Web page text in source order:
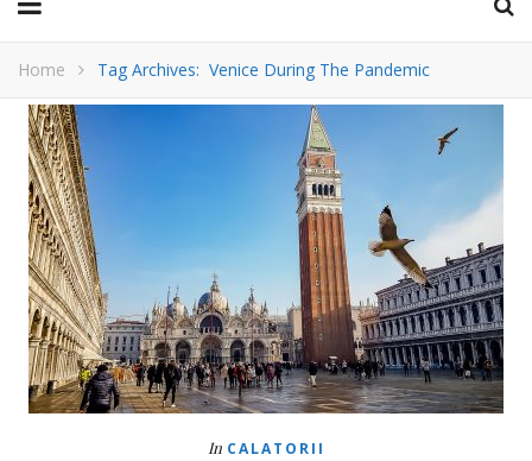
Home Tag Archives: Venice During The Pandemic
In CALATORII